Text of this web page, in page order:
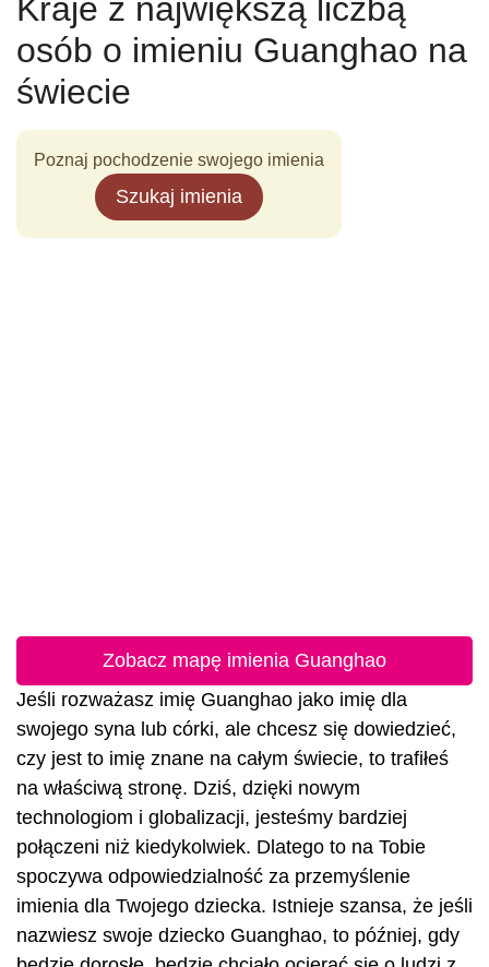
Kraje z największą liczbą
osób o imieniu Guanghao na
świecie
Poznaj pochodzenie swojego imienia
Szukaj imienia
Zobacz mapę imienia Guanghao
Jeśli rozważasz imię Guanghao jako imię dla
swojego syna lub córki, ale chcesz się dowiedzieć,
czy jest to imię znane na całym świecie, to trafiłeś
na właściwą stronę. Dziś, dzięki nowym
technologiom i globalizacji, jesteśmy bardziej
połączeni niż kiedykolwiek. Dlatego to na Tobie
spoczywa odpowiedzialność za przemyślenie
imienia dla Twojego dziecka. Istnieje szansa, że jeśli
nazwiesz swoje dziecko Guanghao, to później, gdy